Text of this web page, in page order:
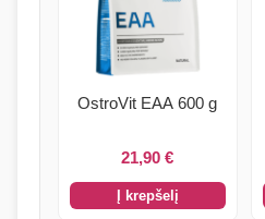
kapsulių.
OstroVit EAA 600 g
21,90€
Į krepšelį